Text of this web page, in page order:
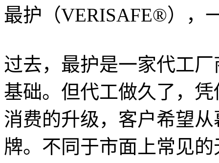
最护（VERISAFE®），
过去，最护是一家代工
基础。但代工做久了，
消费的升级，客户希望
牌。不同于市面上常见